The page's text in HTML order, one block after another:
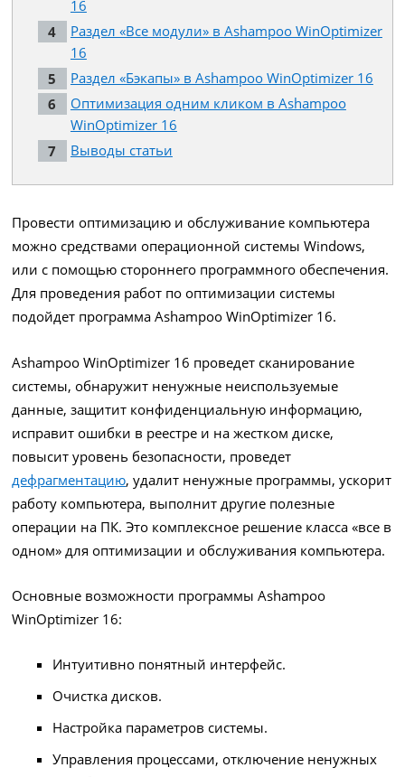
16
Раздел «Все модули» в Ashampoo WinOptimizer
16
Раздел «Бэкапы» в Ashampoo WinOptimizer 16
Оптимизация одним кликом в Ashampoo
WinOptimizer 16
Выводы статьи
Провести оптимизацию и обслуживание компьютера
можно средствами операционной системы Windows,
или с помощью стороннего программного обеспечения.
Для проведения работ по оптимизации системы
подойдет программа Ashampoo WinOptimizer 16.
Ashampoo WinOptimizer 16 проведет сканирование
системы, обнаружит ненужные неиспользуемые
данные, защитит конфиденциальную информацию,
исправит ошибки в реестре и на жестком диске,
повысит уровень безопасности, проведет
дефрагментацию, удалит ненужные программы, ускорит
работу компьютера, выполнит другие полезные
операции на ПК. Это комплексное решение класса «все в
одном» для оптимизации и обслуживания компьютера.
Основные возможности программы Ashampoo
WinOptimizer 16:
Интуитивно понятный интерфейс.
Очистка дисков.
Настройка параметров системы.
Управления процессами, отключение ненужных